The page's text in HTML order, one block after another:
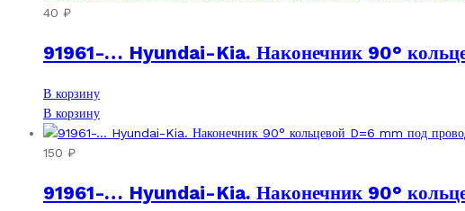
Опции
странице
вариаций.
на
40 ₽
91961-… Hyundai-Kia. Наконечник 90°
В корзину
В корзину
150 ₽
91961-… Hyundai-Kia. Наконечник 90°